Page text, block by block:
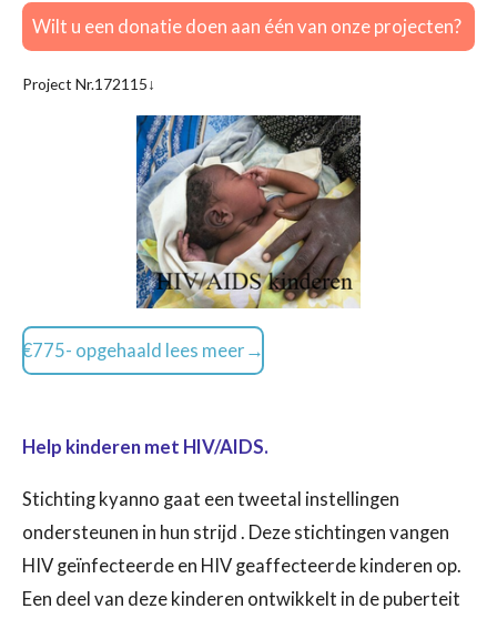
Wilt u een donatie doen aan één van onze projecten?
Project Nr.172115↓
€775- opgehaald lees meer→
Help kinderen met HIV/AIDS.
Stichting kyanno gaat een tweetal instellingen
ondersteunen in hun strijd . Deze stichtingen vangen
HIV geïnfecteerde en HIV geaffecteerde kinderen op.
Een deel van deze kinderen ontwikkelt in de puberteit